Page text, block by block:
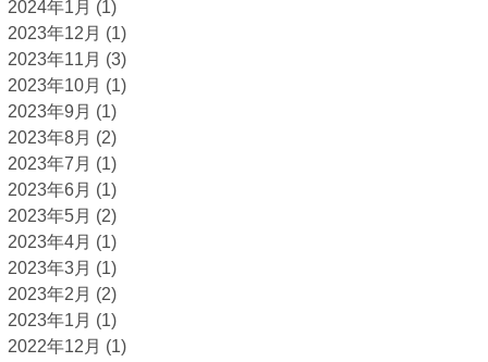
2024年1月 (1)
2023年12月 (1)
2023年11月 (3)
2023年10月 (1)
2023年9月 (1)
2023年8月 (2)
2023年7月 (1)
2023年6月 (1)
2023年5月 (2)
2023年4月 (1)
2023年3月 (1)
2023年2月 (2)
2023年1月 (1)
2022年12月 (1)